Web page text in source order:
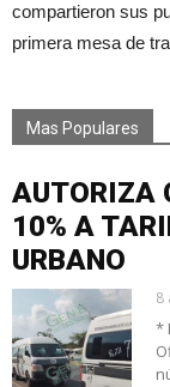
compartieron sus
primera mesa de
Mas Populares
AUTORIZA
10% A
URBANO
8
*